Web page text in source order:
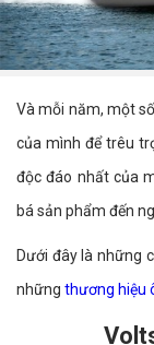
Và mỗi năm, một
của mình để trêu
độc đáo nhất của
bá sản phẩm đến
Dưới đây là những
những thương hiệu